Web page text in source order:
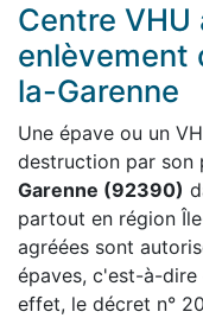
Centre VHU
enlèvement
la-Garenne
Une épave ou un
destruction par son
Garenne (92390)
partout en région
agréées sont
épaves, c'est-à-dire
effet, le décret n°